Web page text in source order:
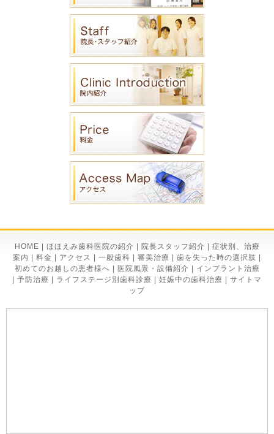
HOME ほほえみ歯科医院の紹介 院長スタッフ紹介
症状別、治療
案内
料金 アクセス 一般歯科 審美治療 歯を失った時の選択肢
初めてのお越しの患者様へ
医院風景・設備紹介
インプラント治療
予防治療 ライフステージ別歯科診療 妊娠中の歯科治療
サイトマ
ップ